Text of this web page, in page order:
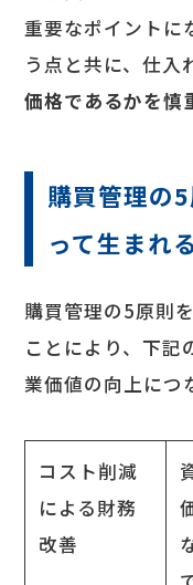
重要なポイントに
う点と共に、仕入
価格であるかを慎
購買管理の
って生まれ
購買管理の5原則
ことにより、下記
業価値の向上につ
コスト削減
による財務
改善